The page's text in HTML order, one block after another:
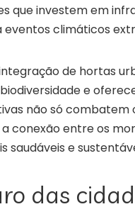
que investem em
eventos climáticos
de hortas
e
não só
conexão entre os
saudáveis e
das